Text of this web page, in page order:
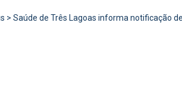
> Saúde de Três Lagoas informa notificação